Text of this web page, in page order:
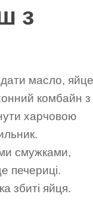
з
масло,
комбайн з
харчовою
смужками,
печериці.
збиті яйця.